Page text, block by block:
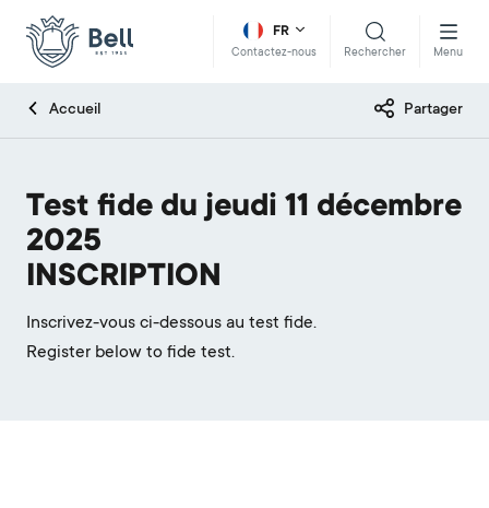
FR
Contactez-nous Rechercher Menu
Accueil Partager
Test fide du jeudi 11 décembre
2025
INSCRIPTION
Inscrivez-vous ci-dessous au test fide.
Register below to fide test.